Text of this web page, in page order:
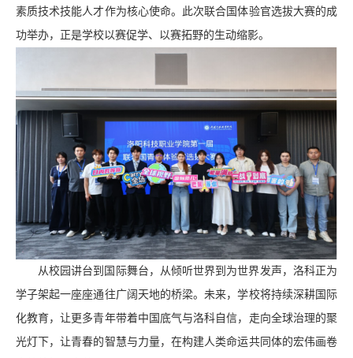
素质技术技能人才作为核心使命。此次联合国体验官选拔大赛的成
功举办，正是学校以赛促学、以赛拓野的生动缩影。
从校园讲台到国际舞台，从倾听世界到为世界发声，洛科正为
学子架起一座座通往广阔天地的桥梁。未来，学校将持续深耕国际
化教育，让更多青年带着中国底气与洛科自信，走向全球治理的聚
光灯下，让青春的智慧与力量，在构建人类命运共同体的宏伟画卷